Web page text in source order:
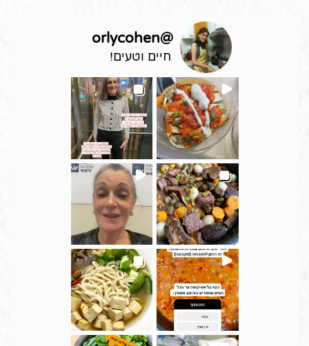
@
orlycohen
חיים וטעים!